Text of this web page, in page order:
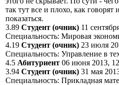
так тут все и плохо, как
показаться.
3.89 Студент (очник) 11
Специальность: Мировая
4.19 Студент (очник) 23 июля
Специальность: Управление в
4.5 Абитуриент 06 июня 2013,
3.94 Студент (очник) 31 мая
Специальность: Прикладная